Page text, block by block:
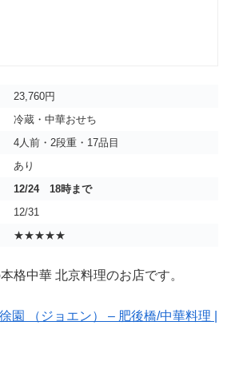
23,760円
冷蔵・中華おせち
4人前・2段重・17品目
あり
12/24 18時まで
12/31
★★★★★
格中華 北京料理のお店です。
園 （ジョエン） – 肥後橋/中華料理 |